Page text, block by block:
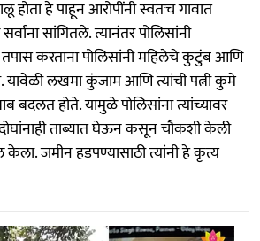
होता हे पाहून आरोपींनी स्वतःच गावात
सांगितले. त्यानंतर पोलिसांनी
करताना पोलिसांनी महिलेचे कुटुंब आणि
यावेळी लखमा कुंजाम आणि त्यांची पत्नी कुमे
बदलत होते. यामुळे पोलिसांना त्यांच्यावर
ताब्यात घेऊन कसून चौकशी केली
जमीन हडपण्यासाठी त्यांनी हे कृत्य